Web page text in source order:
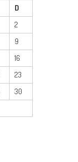
D
2
9
16
23
30